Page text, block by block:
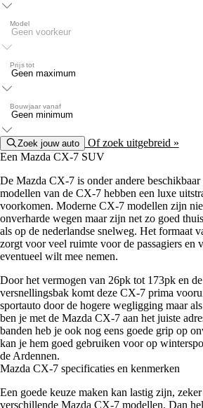
Model
Prijs tot
Bouwjaar vanaf
Zoek jouw auto
Of zoek uitgebreid »
Een Mazda CX-7 SUV
De Mazda CX-7 is onder andere
modellen van de CX-7 hebben een luxe
voorkomen. Moderne CX-7 modellen zijn
onverharde wegen maar zijn net zo goed
als op de nederlandse snelweg. Het formaat
zorgt voor veel ruimte voor de passagiers en
eventueel wilt mee nemen.
Door het vermogen van 26pk tot 173pk en
versnellingsbak komt deze CX-7 prima
sportauto door de hogere wegligging maar
ben je met de Mazda CX-7 aan het juiste
banden heb je ook nog eens goede grip op
kan je hem goed gebruiken voor op
de Ardennen.
Mazda CX-7 specificaties en kenmerken
Een goede keuze maken kan lastig zijn, zeker
verschillende Mazda CX-7 modellen. Dan